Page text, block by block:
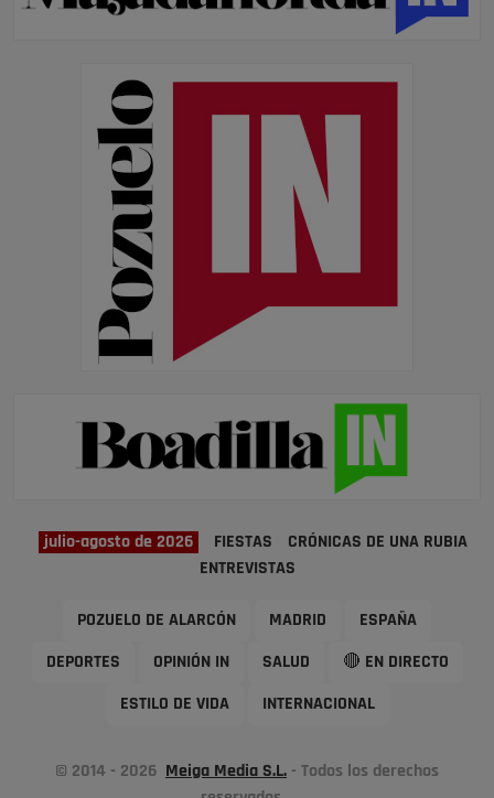
julio-agosto de 2026 FIESTAS
CRÓNICAS DE UNA RUBIA
ENTREVISTAS
POZUELO DE ALARCÓN MADRID ESPAÑA
DEPORTES OPINIÓN IN SALUD 🔴 EN DIRECTO
ESTILO DE VIDA INTERNACIONAL
© 2014 - 2026 Meiga Media S.L. - Todos los derechos